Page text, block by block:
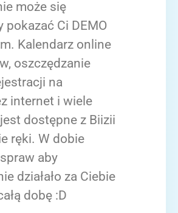
może się
pokazać Ci DEMO
Kalendarz online
oszczędzanie
na
internet i wiele
dostępne z Biizii
ręki. W dobie
aby
działało za Ciebie
dobę :D